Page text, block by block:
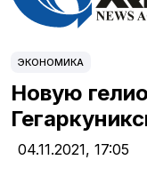
ЭКОНОМИКА
Новую
04.11.2021, 17:05